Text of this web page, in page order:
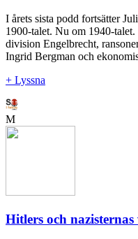
I årets sista podd fortsätter
1900-talet. Nu om 1940-
division Engelbrecht,
Ingrid Bergman och
+ Lyssna
M
Hitlers och